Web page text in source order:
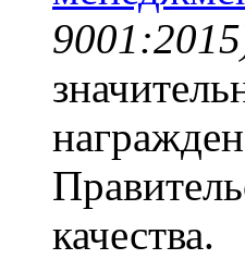
качества.